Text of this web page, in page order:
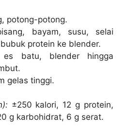
potong-potong.
bayam, susu, selai
protein ke blender.
es batu, blender hingga
gelas tinggi.
±250 kalori, 12 g protein,
g karbohidrat, 6 g serat.